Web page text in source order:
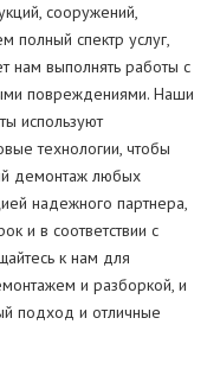
сооружений,
полный спектр услуг,
нам выполнять работы с
повреждениями. Наши
используют
технологии, чтобы
демонтаж любых
надежного партнера,
и в соответствии с
к нам для
и разборкой, и
подход и отличные